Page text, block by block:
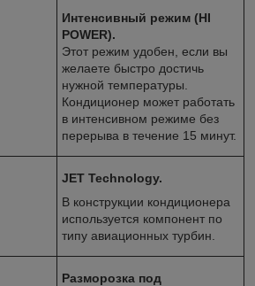
Интенсивный режим (HI
POWER).
Этот режим удобен, если вы
желаете быстро достичь
нужной температуры.
Кондиционер может работать
в интенсивном режиме без
перерыва в течение 15 минут.
JET Technology.
В конструкции кондиционера
используется компонент по
типу авиационных турбин.
Разморозка под